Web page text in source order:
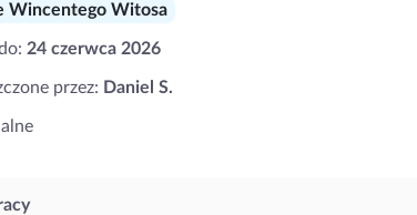
Wincentego Witosa
24 czerwca 2026
przez: Daniel S.